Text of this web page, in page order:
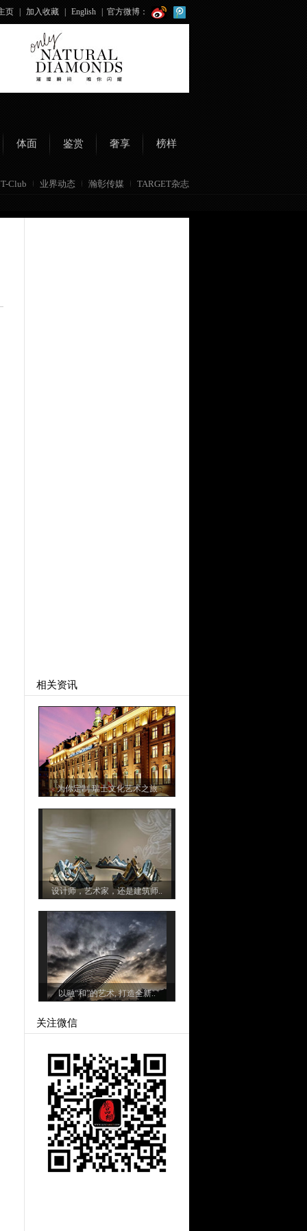
页 加入收藏 English 官方微博：
体面 鉴赏 奢享 榜样
T-Club 业界动态 瀚彰传媒 TARGET杂志
相关资讯
为你定制 瑞士文化艺术之旅
设计师，艺术家，还是建筑师..
以融“和”的艺术, 打造全新..
关注微信